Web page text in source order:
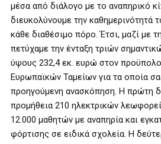
μέσα από διάλογο με το αναπηρικό
διευκολύνουμε την καθημερινότητά
κάθε διαθέσιμο πόρο. Έτσι, μαζί με
πετύχαμε την ένταξη τριών
ύψους 232,4 εκ. ευρώ στον
Ευρωπαϊκών Ταμείων για τα οποία
προηγούμενη ανασκόπηση. Η πρώτη
προμήθεια 210 ηλεκτρικών
12.000 μαθητών με αναπηρία και
φόρτισης σε ειδικά σχολεία. Η